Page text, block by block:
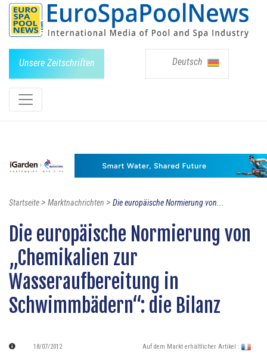
Unsere Zeitschriften Deutsch
Startseite> Marktnachrichten > Die europäische Normierung von...
Die europäische Normierung von
„Chemikalien zur
Wasseraufbereitung in
Schwimmbädern“: die Bilanz
18/07/2012
Auf dem Markt erhältlicher Artikel :